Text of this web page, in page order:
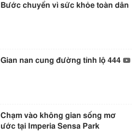
Bước chuyển vì sức khỏe toàn dân
Gian nan cung đường tỉnh lộ 444
Chạm vào không gian sống mơ
ước tại Imperia Sensa Park